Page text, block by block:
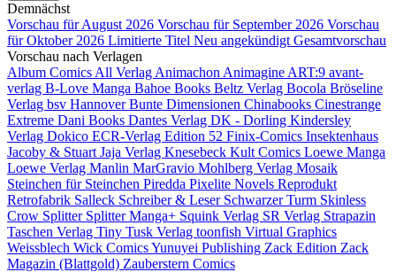
Demnächst
Vorschau für August 2026 Vorschau für September 2026 Vorschau
für Oktober 2026 Limitierte Titel Neu angekündigt Gesamtvorschau
Vorschau nach Verlagen
Album Comics All Verlag Animachon Animagine ART:9 avant-
verlag B-Love Manga Bahoe Books Beltz Verlag Bocola Bröseline
Verlag bsv HannoverBunte Dimensionen Chinabooks Cinestrange
Extreme Dani Books Dantes Verlag DK - Dorling Kindersley
Verlag Dokico ECR-Verlag Edition 52 Finix-Comics Insektenhaus
Jacoby & Stuart Jaja Verlag Knesebeck Kult Comics Loewe Manga
Loewe Verlag Manlin MarGravio Mohlberg Verlag Mosaik
Steinchen für Steinchen Piredda Pixelite Novels Reprodukt
Retrofabrik Salleck Schreiber & Leser Schwarzer Turm Skinless
Crow Splitter Splitter Manga+ Squink Verlag SR Verlag Strapazin
Taschen Verlag Tiny Tusk Verlag toonfish Virtual Graphics
Weissblech Wick ComicsYunuyei Publishing Zack Edition Zack
Magazin (Blattgold) Zauberstern Comics